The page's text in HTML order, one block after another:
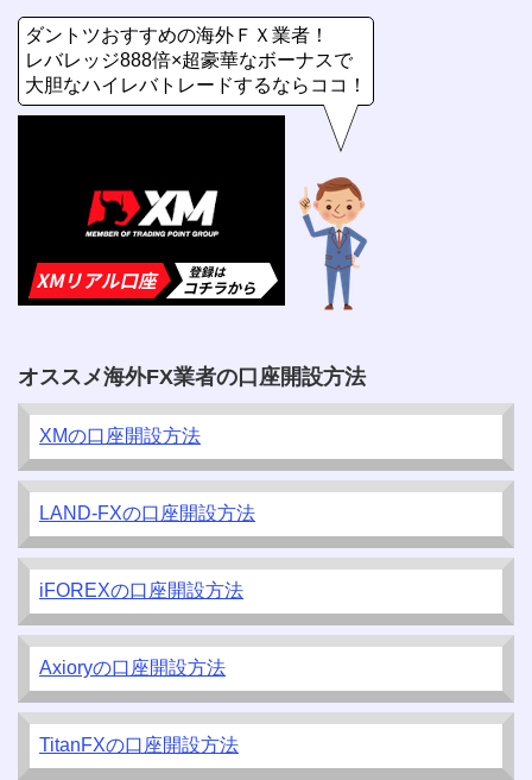
ダントツおすすめの海外ＦＸ業者！
レバレッジ888倍×超豪華なボーナスで
大胆なハイレバトレードするならココ！
オススメ海外FX業者の口座開設方法
XMの口座開設方法
LAND-FXの口座開設方法
iFOREXの口座開設方法
Axioryの口座開設方法
TitanFXの口座開設方法